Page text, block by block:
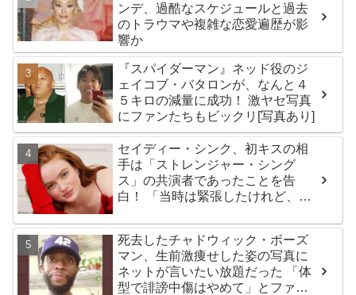
ンデ、過酷なスケジュールと過去
のトラウマや複雑な恋愛遍歴が影
響か
『スパイダーマン』ネッド役のジ
ェイコブ・バタロンが、なんと４
５キロの減量に成功！ 激ヤセ写真
にファンたちもビックリ[写真あり]
セイディー・シンク、初キスの相
手は「ストレンジャー・シング
ス」の共演者であったことを告
白！ 「当時は緊張したけれど、い
死去したチャドウィック・ボーズ
マン、生前激痩せした姿の写真に
ネットが言いたい放題だった 「体
型で誹謗中傷はやめて」とファン